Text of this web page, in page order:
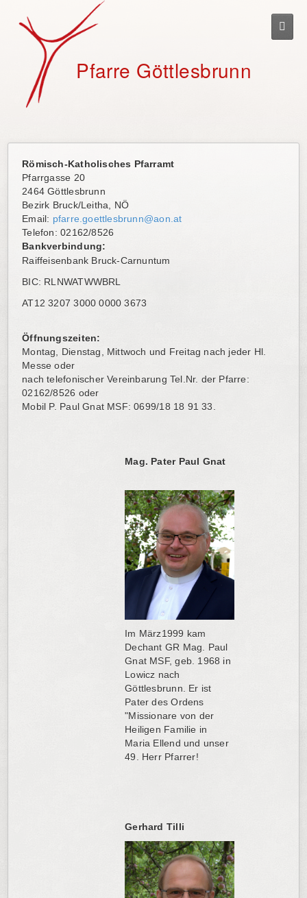
Pfarre Göttlesbrunn
Römisch-Katholisches Pfarramt
Pfarrgasse 20
2464 Göttlesbrunn
Bezirk Bruck/Leitha, NÖ
Email: pfarre.goettlesbrunn@aon.at
Telefon: 02162/8526
Bankverbindung:
Raiffeisenbank Bruck-Carnuntum
BIC: RLNWATWWBRL
AT12 3207 3000 0000 3673
Öffnungszeiten:
Montag, Dienstag, Mittwoch und Freitag nach jeder Hl.
Messe oder
nach telefonischer Vereinbarung Tel.Nr. der Pfarre:
02162/8526 oder
Mobil P. Paul Gnat MSF: 0699/18 18 91 33.
Mag. Pater Paul Gnat
Im März1999 kam
Dechant GR Mag. Paul
Gnat MSF, geb. 1968 in
Lowicz nach
Göttlesbrunn. Er ist
Pater des Ordens
"Missionare von der
Heiligen Familie in
Maria Ellend und unser
49. Herr Pfarrer!
Gerhard Tilli